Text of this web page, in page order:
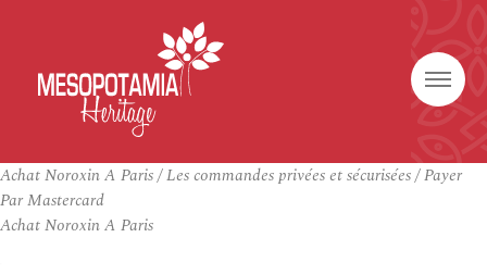
Achat Noroxin A Paris / Les commandes privées et sécurisées / Payer
Par Mastercard
Achat Noroxin A Paris